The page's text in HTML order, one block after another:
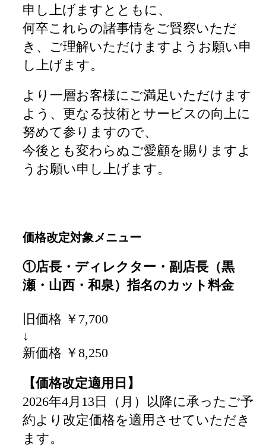
申し上げますとともに、
何卒これらの諸事情をご賢察いただ
き、ご理解いただけますようお願い申
し上げます。
より一層お客様にご満足いただけます
よう、更なる技術とサービスの向上に
努めて参りますので、
今後とも変わらぬご愛顧を賜りますよ
うお願い申し上げます。
価格改定対象メニュー
①店長・ディレクター・副店長（黒
瀬・山西・和泉）指名のカット料金
旧価格 ￥7,700
↓
新価格 ￥8,250
【価格改定適用日】
2026年4月13日（月）以降に承ったご予
約より改定価格を適用させていただき
ます。